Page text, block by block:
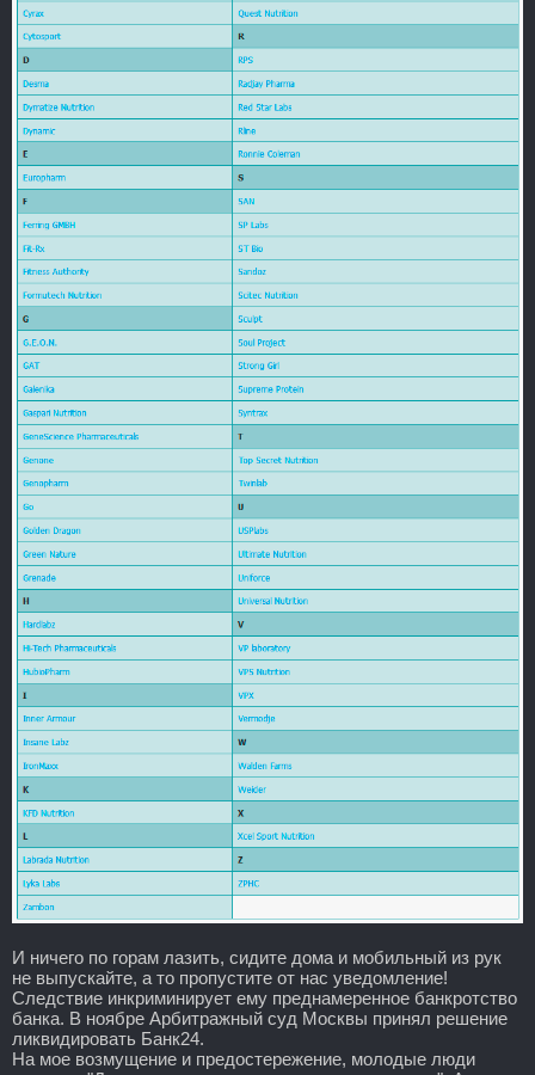
И ничего по горам лазить, сидите дома и мобильный из рук
не выпускайте, а то пропустите от нас уведомление!
Следствие инкриминирует ему преднамеренное банкротство
банка. В ноябре Арбитражный суд Москвы принял решение
ликвидировать Банк24.
На мое возмущение и предостережение, молодые люди